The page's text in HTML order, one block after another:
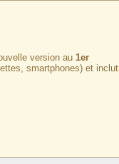
version au 1er
smartphones) et inclut